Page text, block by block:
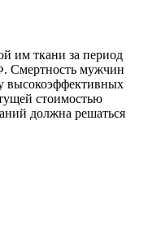
им ткани за период
Смертность мужчин
высокоэффективных
стоимостью
должна решаться